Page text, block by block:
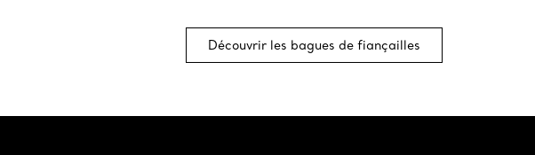
Découvrir les bagues de fiançailles